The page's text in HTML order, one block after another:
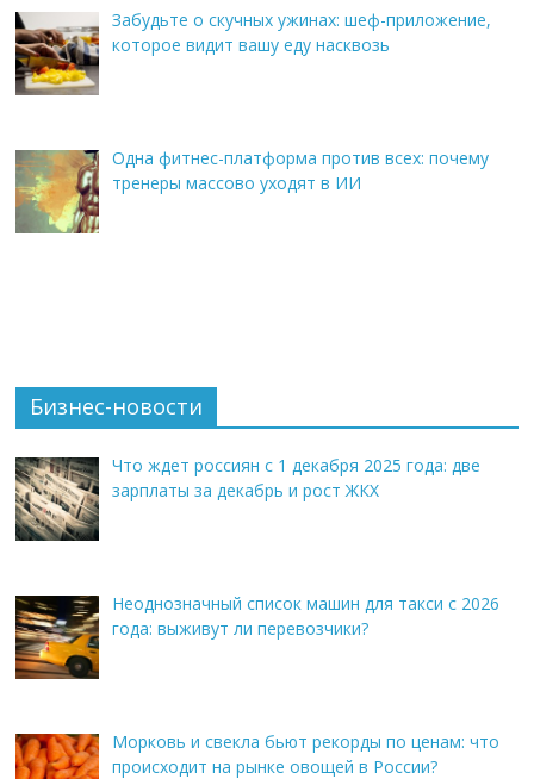
Забудьте о скучных ужинах: шеф-приложение,
которое видит вашу еду насквозь
Одна фитнес-платформа против всех: почему
тренеры массово уходят в ИИ
Бизнес-новости
Что ждет россиян с 1 декабря 2025 года: две
зарплаты за декабрь и рост ЖКХ
Неоднозначный список машин для такси с 2026
года: выживут ли перевозчики?
Морковь и свекла бьют рекорды по ценам: что
происходит на рынке овощей в России?